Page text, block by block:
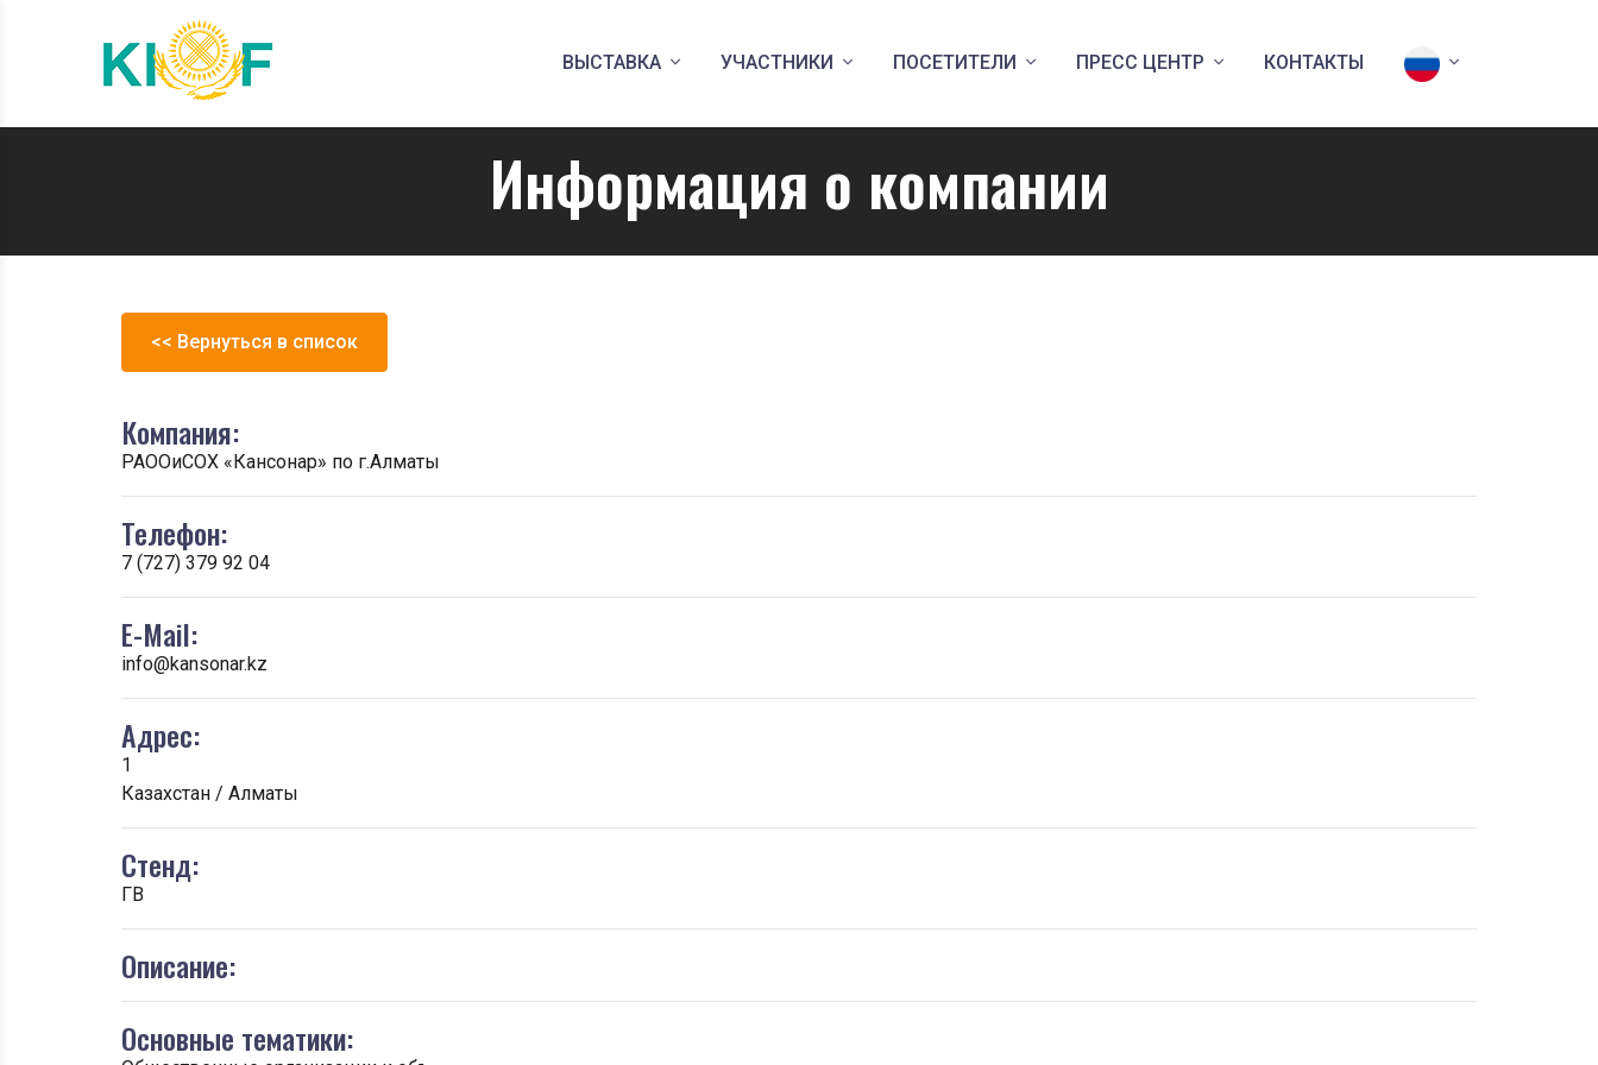
ВЫСТАВКА УЧАСТНИКИ ПОСЕТИТЕЛИ ПРЕСС ЦЕНТР КОНТАКТЫ
Информация о компании
<< Вернуться в список
Компания:
РАООиСОХ «Кансонар» по г.Алматы
Телефон:
7 (727) 379 92 04
E-Mail:
info@kansonar.kz
Адрес:
1
Казахстан / Алматы
Стенд:
ГВ
Описание:
Основные тематики: